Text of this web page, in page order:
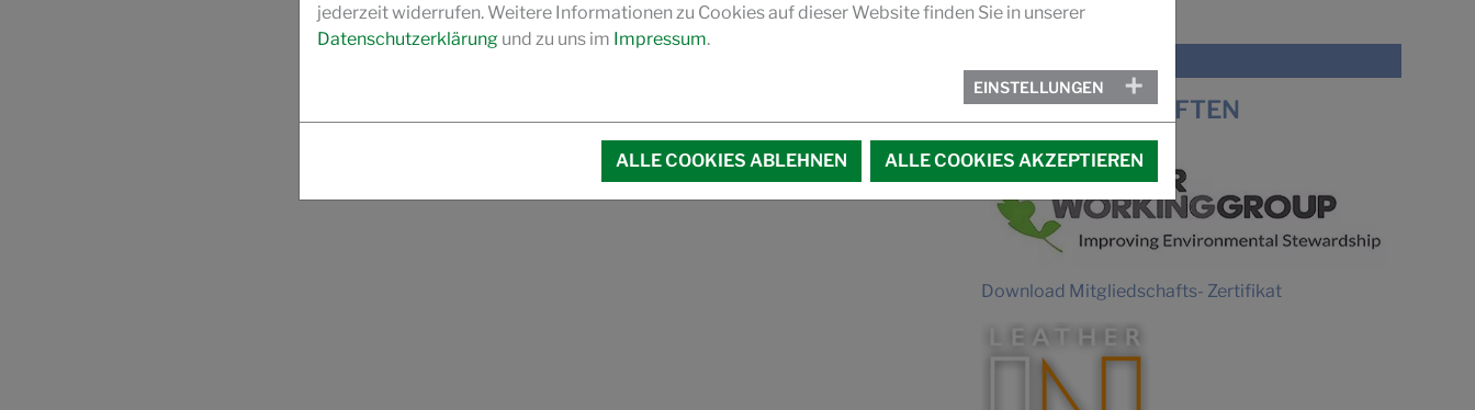
VIDEO
MITGLIEDSCHAFTEN
Download Mitgliedschafts- Zertifikat
jederzeit widerrufen. Weitere Informationen zu Cookies auf dieser Website finden Sie in unserer
Datenschutzerklärung und zu uns im Impressum.
EINSTELLUNGEN
ALLE COOKIES ABLEHNEN ALLE COOKIES AKZEPTIEREN